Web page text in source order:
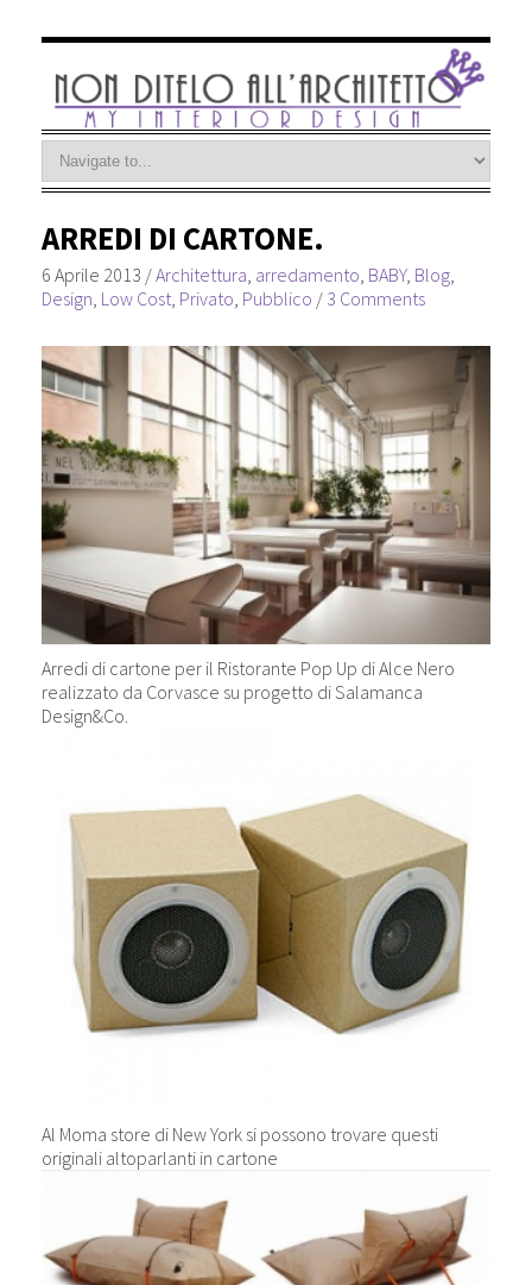
ARREDI DI CARTONE.
6 Aprile 2013 /Architettura arredamento BABY, Blog,
Design Low Cost, Privato Pubblico / 3 Comments
Arredi di cartone per il Ristorante Pop Up di Alce Nero
realizzato da Corvasce su progetto di Salamanca
Design&Co.
Al Moma store di New York si possono trovare questi
originali altoparlanti in cartone